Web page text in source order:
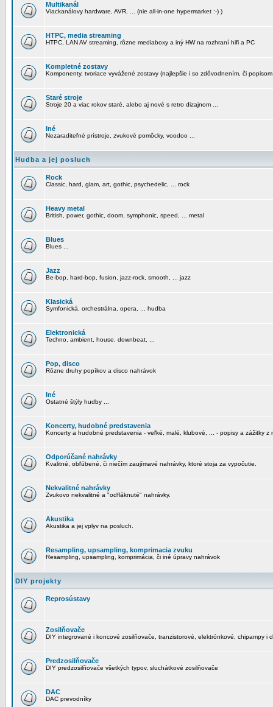
Multikanál
Viackanálovy hardware, AVR, ... (nie all-in-one hypermarket :-) )
HTPC, media streaming
HTPC, LAN AV streaming, rôzne mediaboxy a iný HW na rozhraní hifi a PC
Kompletné zostavy
Komponenty, tvoriace vyvážené zostavy (najlepšie i so zdôvodnením, či
Staré stroje
Stroje 20 a viac rokov staré, alebo aj nové s retro dizajnom ...
Iné
Nezaraditeľné prístroje, zvukové pomôcky, voodoo ...
Hudba a jej posluch
Rock
Classic, hard, glam, art, gothic, psychedelic, ... rock
Heavy metal
British, power, gothic, doom, symphonic, speed, ... metal
Blues
Blues ...
Jazz
Be-bop, hard-bop, fusion, jazz-rock, smooth, ... jazz
Klasická
Symfonická, orchestrálna, opera, ... hudba
Elektronická
Techno, ambient, house, downbeat, ...
Pop, disco
Rôzne druhy popíkov a disco nahrávok
Iné
Ostatné štýly hudby ...
Koncerty, hudobné predstavenia
Koncerty a hudobné predstavenia - veľké, malé, klubové, ... - popisy a zážitky z
Odporúčané nahrávky
Kvalitné, obľúbené, či niečím zaujímavé nahrávky, ktoré stoja za vypočutie.
Nekvalitné nahrávky
Zvukovo nekvalitné a "odfláknuté" nahrávky.
Akustika
Akustika a jej vplyv na posluch.
Resampling, upsampling, komprimacia zvuku
Resampling, upsampling, komprimácia, či iné úpravy nahrávok
DIY projekty
Reprosústavy
Zosilňovače
DIY integrované i koncové zosilňovače, tranzistorové, elektrónkové, chipampy i
Predzosilňovače
DIY predzosilňovače všetkých typov, sluchátkové zosilňovače
DAC
DAC prevodníky